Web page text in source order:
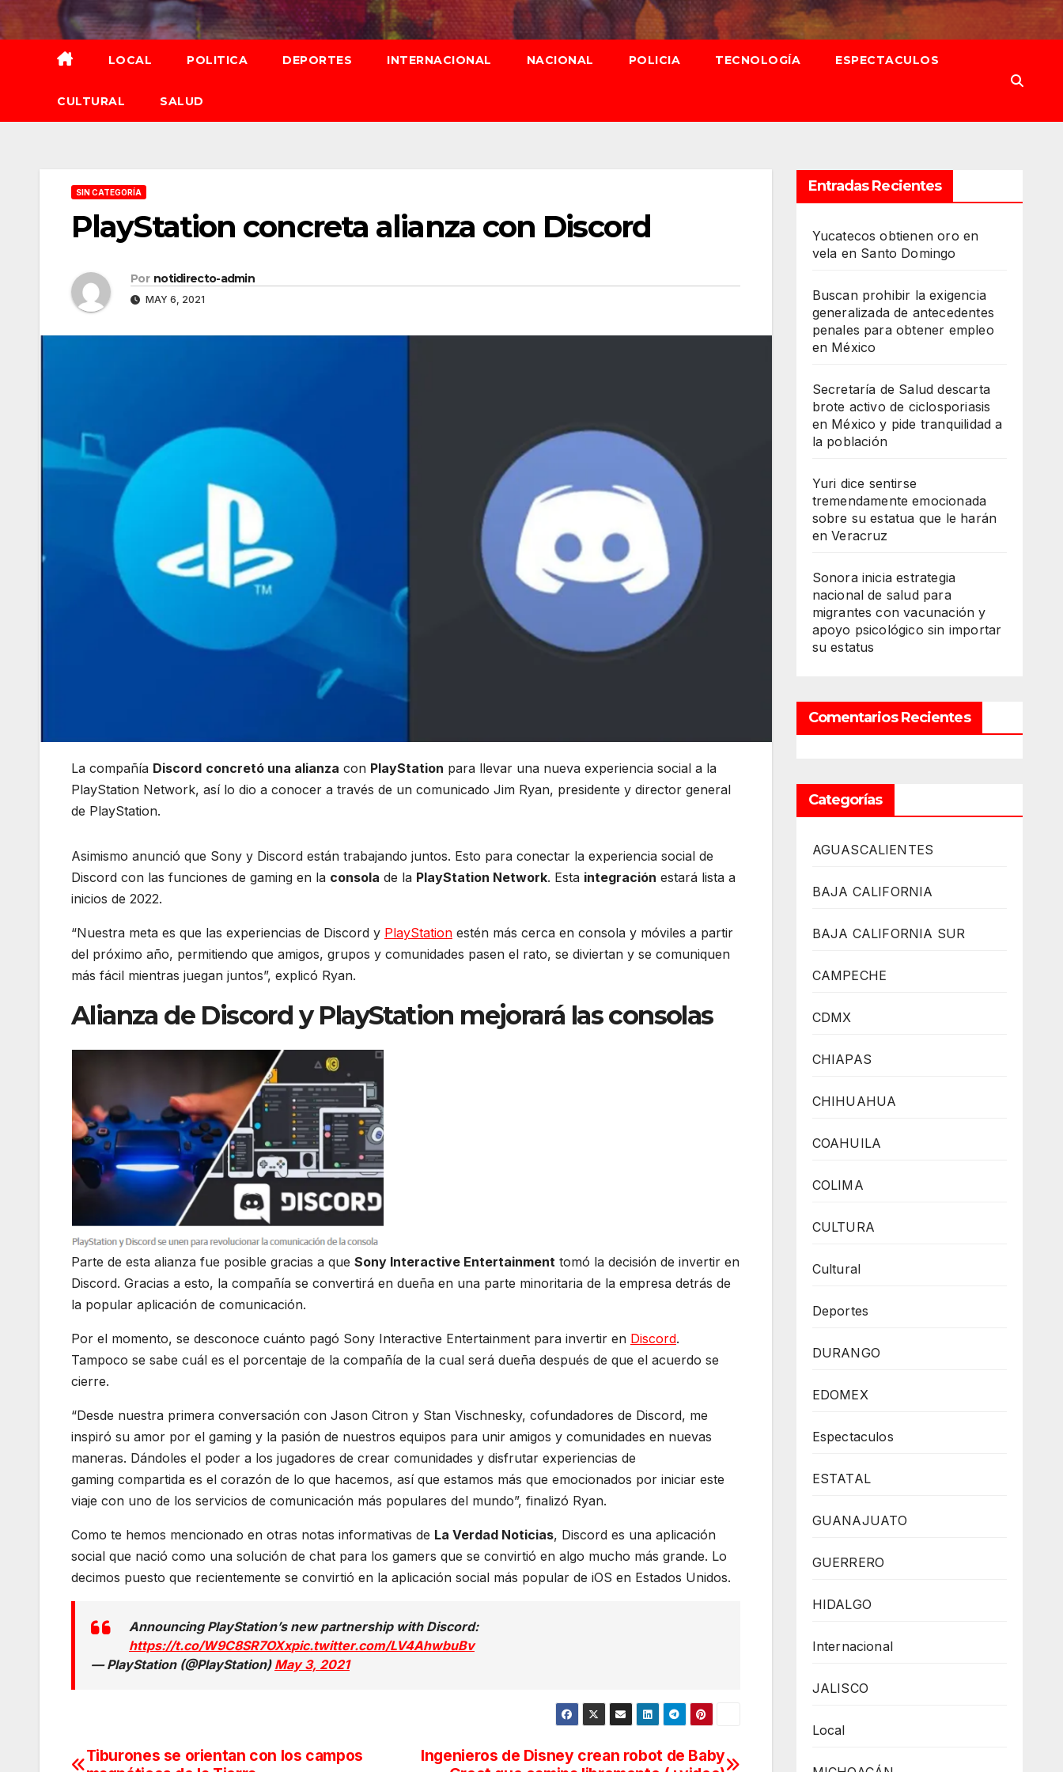
al
contenido
LOCAL POLITICA DEPORTES INTERNACIONAL NACIONAL POLICIA TECNOLOGÍA ESPECTACULOS
CULTURAL SALUD
SIN CATEGORÍA
PlayStation concreta alianza con Discord
Por notidirecto-admin
MAY 6, 2021
La compañía Discord concretó una alianza con PlayStation para llevar una nueva experiencia social a la
PlayStation Network, así lo dio a conocer a través de un comunicado Jim Ryan, presidente y director general
de PlayStation.
Asimismo anunció que Sony y Discord están trabajando juntos. Esto para conectar la experiencia social de
Discord con las funciones de gaming en la consola de la PlayStation Network. Esta integración estará lista a
inicios de 2022.
“Nuestra meta es que las experiencias de Discord y PlayStation estén más cerca en consola y móviles a partir
del próximo año, permitiendo que amigos, grupos y comunidades pasen el rato, se diviertan y se comuniquen
más fácil mientras juegan juntos”, explicó Ryan.
Alianza de Discord y PlayStation mejorará las consolas
Parte de esta alianza fue posible gracias a que Sony Interactive Entertainment tomó la decisión de invertir en
Discord. Gracias a esto, la compañía se convertirá en dueña en una parte minoritaria de la empresa detrás de
la popular aplicación de comunicación.
Por el momento, se desconoce cuánto pagó Sony Interactive Entertainment para invertir en Discord.
Tampoco se sabe cuál es el porcentaje de la compañía de la cual será dueña después de que el acuerdo se
cierre.
“Desde nuestra primera conversación con Jason Citron y Stan Vischnesky, cofundadores de Discord, me
inspiró su amor por el gaming y la pasión de nuestros equipos para unir amigos y comunidades en nuevas
maneras. Dándoles el poder a los jugadores de crear comunidades y disfrutar experiencias de
gaming compartida es el corazón de lo que hacemos, así que estamos más que emocionados por iniciar este
viaje con uno de los servicios de comunicación más populares del mundo”, finalizó Ryan.
Como te hemos mencionado en otras notas informativas de La Verdad Noticias, Discord es una aplicación
social que nació como una solución de chat para los gamers que se convirtió en algo mucho más grande. Lo
decimos puesto que recientemente se convirtió en la aplicación social más popular de iOS en Estados Unidos.
Announcing PlayStation’s new partnership with Discord:
https://t.co/W9C8SR7OXxpic.twitter.com/LV4AhwbuBv
— PlayStation (@PlayStation) May 3, 2021
Navegación
Ingenieros de Disney crean robot de Baby
Tiburones se orientan con los campos
Entradas Recientes
Yucatecos obtienen oro en
vela en Santo Domingo
Buscan prohibir la exigencia
generalizada de antecedentes
penales para obtener empleo
en México
Secretaría de Salud descarta
brote activo de ciclosporiasis
en México y pide tranquilidad a
la población
Yuri dice sentirse
tremendamente emocionada
sobre su estatua que le harán
en Veracruz
Sonora inicia estrategia
nacional de salud para
migrantes con vacunación y
apoyo psicológico sin importar
su estatus
Comentarios Recientes
Categorías
AGUASCALIENTES
BAJA CALIFORNIA
BAJA CALIFORNIA SUR
CAMPECHE
CDMX
CHIAPAS
CHIHUAHUA
COAHUILA
COLIMA
CULTURA
Cultural
Deportes
DURANGO
EDOMEX
Espectaculos
ESTATAL
GUANAJUATO
GUERRERO
HIDALGO
Internacional
JALISCO
Local